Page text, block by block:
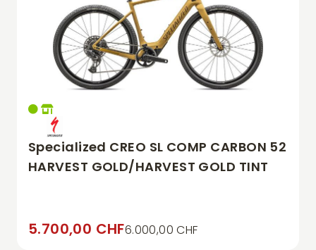
Specialized CREO SL COMP CARBON 52
HARVEST GOLD/HARVEST GOLD TINT
5.700,00 CHF6.000,00 CHF